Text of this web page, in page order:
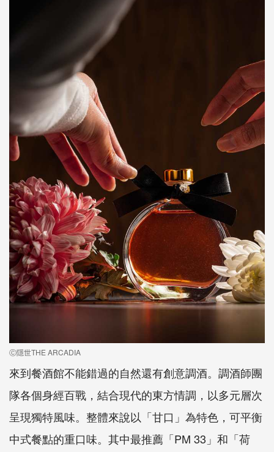
Ⓒ隱世THE ARCADIA
來到餐酒館不能錯過的自然還有創意調酒。調酒師團
隊各個身經百戰，結合現代的東方情調，以多元層次
呈現獨特風味。整體來說以「甘口」為特色，可平衡
中式餐點的重口味。其中最推薦「PM 33 」和「荷